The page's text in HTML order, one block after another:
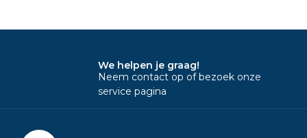
We helpen je graag!
Neem contact op of bezoek onze
service pagina